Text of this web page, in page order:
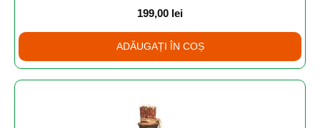
199,00 lei
ADĂUGAȚI ÎN COȘ